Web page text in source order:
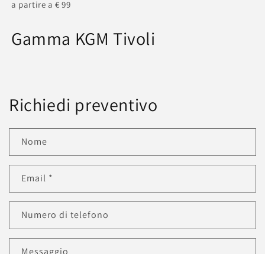
a partire a € 99
Gamma KGM Tivoli
Richiedi preventivo
Nome
Email *
Numero di telefono